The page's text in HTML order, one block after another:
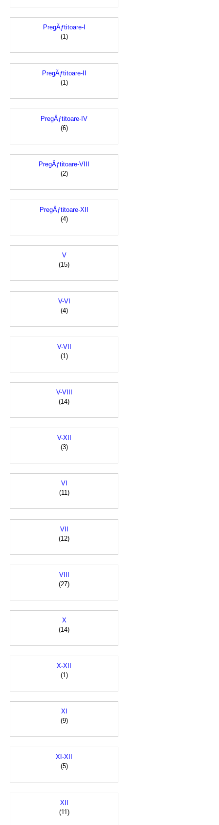
PregÄƒtitoare-I
(1)
PregÄƒtitoare-II
(1)
PregÄƒtitoare-IV
(6)
PregÄƒtitoare-VIII
(2)
PregÄƒtitoare-XII
(4)
V
(15)
V-VI
(4)
V-VII
(1)
V-VIII
(14)
V-XII
(3)
VI
(11)
VII
(12)
VIII
(27)
X
(14)
X-XII
(1)
XI
(9)
XI-XII
(5)
XII
(11)